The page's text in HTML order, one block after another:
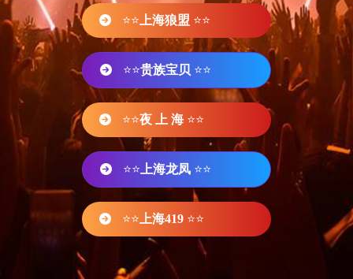
⭐⭐ 上海狼盟 ⭐⭐
⭐⭐贵族宝贝 ⭐⭐
⭐⭐夜 上 海 ⭐⭐
⭐⭐ 上海龙凤 ⭐⭐
⭐⭐ 上海419 ⭐⭐